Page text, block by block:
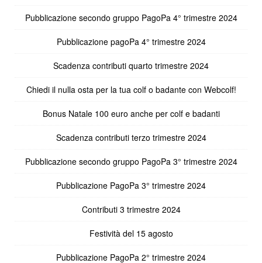
Pubblicazione secondo gruppo PagoPa 4° trimestre 2024
Pubblicazione pagoPa 4° trimestre 2024
Scadenza contributi quarto trimestre 2024
Chiedi il nulla osta per la tua colf o badante con Webcolf!
Bonus Natale 100 euro anche per colf e badanti
Scadenza contributi terzo trimestre 2024
Pubblicazione secondo gruppo PagoPa 3° trimestre 2024
Pubblicazione PagoPa 3° trimestre 2024
Contributi 3 trimestre 2024
Festività del 15 agosto
Pubblicazione PagoPa 2° trimestre 2024